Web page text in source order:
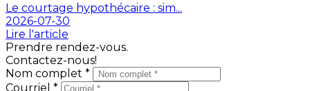
Le courtage hypothécaire : sim...
2026-07-30
Lire l'article
Prendre rendez-vous.
Contactez-nous!
Nom complet *
Courriel *